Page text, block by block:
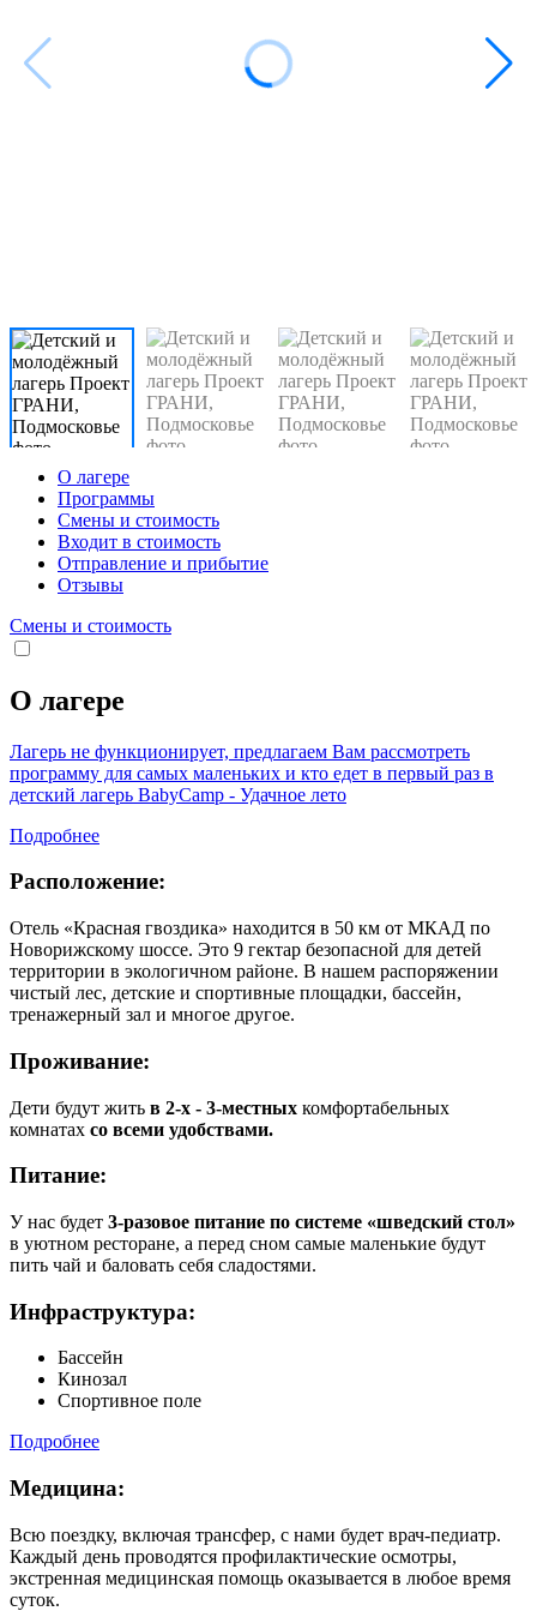
О лагере
Программы
Смены и стоимость
Входит в стоимость
Отправление и прибытие
Отзывы
Смены и стоимость
О лагере
Лагерь не функционирует, предлагаем Вам рассмотреть
программу для самых маленьких и кто едет в первый раз в
детский лагерь BabyCamp - Удачное лето
Подробнее
Расположение:
Отель «Красная гвоздика» находится в 50 км от МКАД по
Новорижскому шоссе. Это 9 гектар безопасной для детей
территории в экологичном районе. В нашем распоряжении
чистый лес, детские и спортивные площадки, бассейн,
тренажерный зал и многое другое.
Проживание:
Дети будут жить в 2-х - 3-местных комфортабельных
комнатах со всеми удобствами.
Питание:
У нас будет 3-разовое питание по системе «шведский стол»
в уютном ресторане, а перед сном самые маленькие будут
пить чай и баловать себя сладостями.
Инфраструктура:
Бассейн
Кинозал
Спортивное поле
Подробнее
Медицина:
Всю поездку, включая трансфер, с нами будет врач-педиатр.
Каждый день проводятся профилактические осмотры,
экстренная медицинская помощь оказывается в любое время
суток.